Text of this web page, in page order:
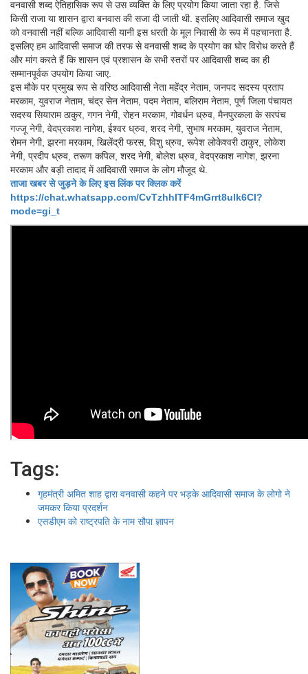
वनवासी शब्द ऐतिहासिक रूप से उस व्यक्ति के लिए प्रयोग किया जाता रहा है. जिसे
किसी राजा या शासन द्वारा बनवास की सजा दी जाती थी. इसलिए आदिवासी समाज खुद
को वनवासी नहीं बल्कि आदिवासी यानी इस धरती के मूल निवासी के रूप में पहचानता है.
इसलिए हम आदिवासी समाज की तरफ से वनवासी शब्द के प्रयोग का घोर विरोध करते हैं
और मांग करते हैं कि शासन एवं प्रशासन के सभी स्तरों पर आदिवासी शब्द का ही
सम्मानपूर्वक उपयोग किया जाए.
इस मौके पर प्रमुख रूप से वरिष्ठ आदिवासी नेता महेंद्र नेताम, जनपद सदस्य प्रताप
मरकाम, युवराज नेताम, चंद्र सेन नेताम, पदम नेताम, बलिराम नेताम, पूर्ण जिला पंचायत
सदस्य सियाराम ठाकुर, गगन नेगी, रोहन मरकाम, गोवर्धन ध्रुव, मैनपुरकला के सरपंच
गज्जू नेगी, वेदप्रकाश नागेश, ईश्वर ध्रुव, शरद नेगी, सुभाष मरकाम, युवराज नेताम,
रोमन नेगी, झरना मरकाम, खिलेंद्री फरस, विशु ध्रुव, रूपेश लोकेश्वरी ठाकुर, लोकेश
नेगी, प्रदीप ध्रुव, तरूण कपिल, शरद नेगी, बोलेश ध्रुव, वेदप्रकाश नागेश, झरना
मरकाम और बड़ी तादाद में आदिवासी समाज के लोग मौजूद थे.
ताजा खबर से जुड़ने के लिए इस लिंक पर क्लिक करें
https://chat.whatsapp.com/CvTzhhITF4mGrrt8ulk6CI?
mode=gi_t
Tags:
गृहमंत्री अमित शाह द्वारा वनवासी कहने पर भड़के आदिवासी समाज के लोगो ने
जमकर किया प्रदर्शन
एसडीएम को राष्ट्रपति के नाम सौपा ज्ञापन